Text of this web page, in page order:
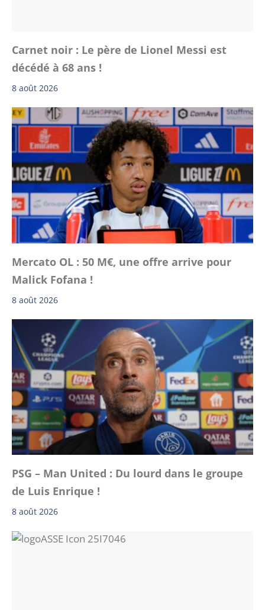
Carnet noir : Le père de Lionel Messi est
décédé à 68 ans !
8 août 2026
Mercato OL : 50 M€, une offre arrive pour
Malick Fofana !
8 août 2026
PSG – Man United : Du lourd dans le groupe
de Luis Enrique !
8 août 2026